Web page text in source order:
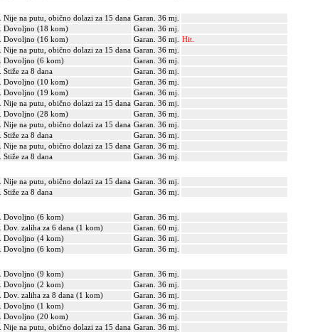
Nije na putu, obično dolazi za 15 dana Garan. 36 mj.
Dovoljno (18 kom)
Garan. 36 mj.
Dovoljno (16 kom) Garan. 36 mj.
Hit.
Nije na putu, obično dolazi za 15 dana Garan. 36 mj.
Dovoljno (6 kom)
Garan. 36 mj.
Stiže za 8 dana
Garan. 36 mj.
Dovoljno (10 kom)
Garan. 36 mj.
Dovoljno (19 kom)
Garan. 36 mj.
Nije na putu, obično dolazi za 15 dana Garan. 36 mj.
Dovoljno (28 kom)
Garan. 36 mj.
Nije na putu, obično dolazi za 15 dana Garan. 36 mj.
Stiže za 8 dana
Garan. 36 mj.
Nije na putu, obično dolazi za 15 dana Garan. 36 mj.
Stiže za 8 dana
Garan. 36 mj.
Nije na putu, obično dolazi za 15 dana Garan. 36 mj.
Stiže za 8 dana
Garan. 36 mj.
Dovoljno (6 kom)
Garan. 36 mj.
Dov. zaliha za 6 dana (1 kom)
Garan. 60 mj.
Dovoljno (4 kom)
Garan. 36 mj.
Dovoljno (6 kom)
Garan. 36 mj.
Dovoljno (9 kom)
Garan. 36 mj.
Dovoljno (2 kom)
Garan. 36 mj.
Dov. zaliha za 8 dana (1 kom)
Garan. 36 mj.
Dovoljno (1 kom)
Garan. 36 mj.
Dovoljno (20 kom)
Garan. 36 mj.
Nije na putu, obično dolazi za 15 dana Garan. 36 mj.